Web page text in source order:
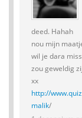
deed. Hahah
nou mijn
wil je dara
zou geweldig
xx
http://
malik/